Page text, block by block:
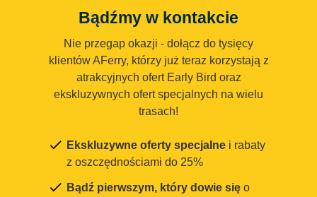
Bądźmy w kontakcie
Nie przegap okazji - dołącz do tysięcy
klientów AFerry, którzy już teraz korzystają z
atrakcyjnych ofert Early Bird oraz
ekskluzywnych ofert specjalnych na wielu
trasach!
Ekskluzywne oferty specjalne i rabaty
z oszczędnościami do 25%
Bądź pierwszym, który dowie się o